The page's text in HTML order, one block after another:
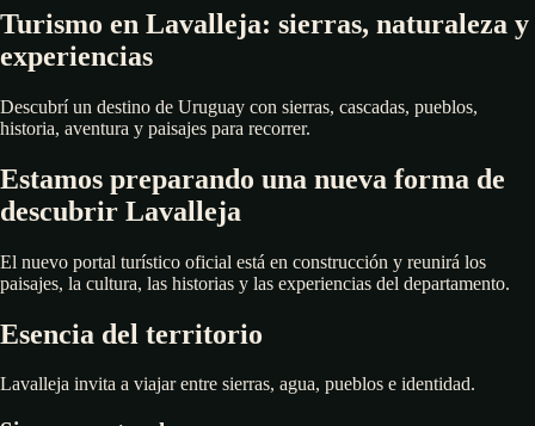
Turismo en Lavalleja: sierras, naturaleza y
experiencias
Descubrí un destino de Uruguay con sierras, cascadas, pueblos,
historia, aventura y paisajes para recorrer.
Estamos preparando una nueva forma de
descubrir Lavalleja
El nuevo portal turístico oficial está en construcción y reunirá los
paisajes, la cultura, las historias y las experiencias del departamento.
Esencia del territorio
Lavalleja invita a viajar entre sierras, agua, pueblos e identidad.